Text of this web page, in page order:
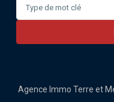
for:
Agence Immo Terre et